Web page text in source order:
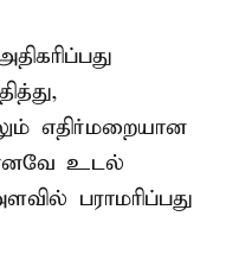
எதிர்மறையான
உடல்
பராமரிப்பது